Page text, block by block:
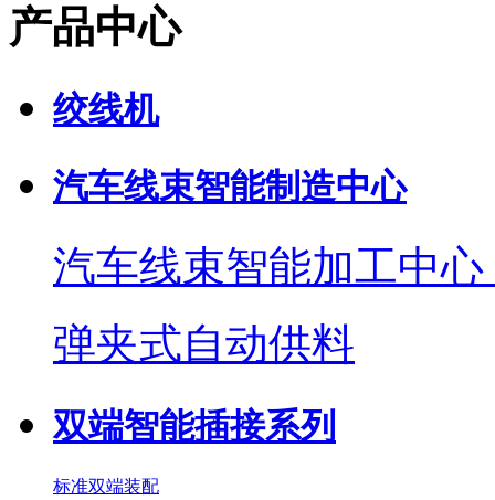
产品中心
绞线机
汽车线束智能制造中心
汽车线束智能加工中
弹夹式自动供料
双端智能插接系列
标准双端装配